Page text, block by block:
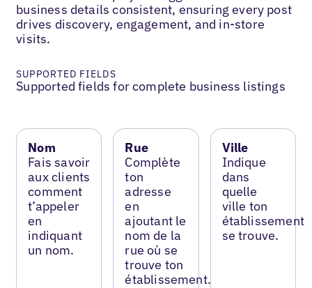
business details consistent, ensuring every post
drives discovery, engagement, and in-store
visits.
SUPPORTED FIELDS
Supported fields for complete business listings
Nom
Fais savoir
aux clients
comment
t’appeler
en
indiquant
un nom.
Rue
Complète
ton
adresse
en
ajoutant le
nom de la
rue où se
trouve ton
établissement.
Ville
Indique
dans
quelle
ville ton
établissement
se trouve.